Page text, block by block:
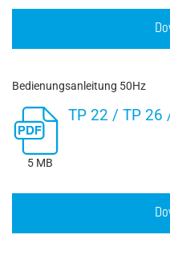
Bedienungsanleitung 50Hz
5 MB
TP 22 / TP 26